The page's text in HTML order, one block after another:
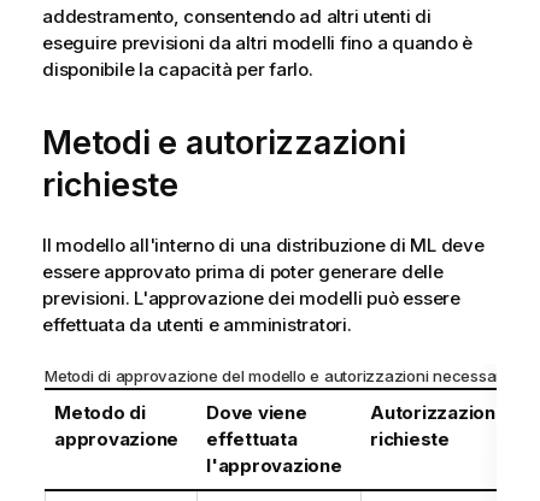
addestramento, consentendo ad altri utenti di
eseguire previsioni da altri modelli fino a quando è
disponibile la capacità per farlo.
Metodi e autorizzazioni
richieste
Il modello all'interno di una distribuzione di MLdeve
essere approvato prima di poter generare delle
previsioni. L'approvazione dei modelli può essere
effettuata da utenti e amministratori.
Metodi di approvazione del modello e autorizzazioni necessarie
Metodo di
approvazione
Dove viene
effettuata
l'approvazione
Autorizzazioni
richieste